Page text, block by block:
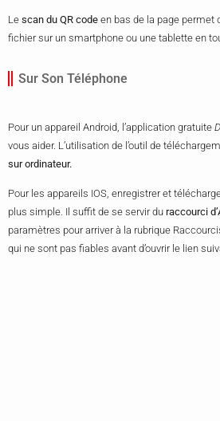
Le scan du QR code en bas de la page permet
fichier sur un smartphone ou une tablette en
Sur Son Téléphone
Pour un appareil Android, l’application gratuite
vous aider. L’utilisation de l’outil de
sur ordinateur.
Pour les appareils IOS, enregistrer et
plus simple. Il suffit de se servir du raccourci
paramètres pour arriver à la rubrique
qui ne sont pas fiables avant d’ouvrir le lien